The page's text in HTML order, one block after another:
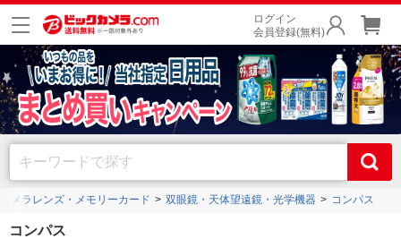
ログイン
会員登録(無料)
メラレンズ・メモリーカード 双眼鏡・天体望遠鏡・光学機器 コンパス
コンパス